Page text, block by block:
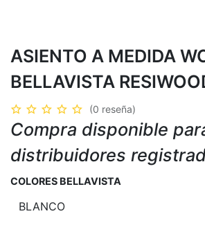
ASIENTO A MEDIDA
BELLAVISTA
(0 reseña)
Compra disponible
distribuidores
COLORES BELLAVISTA